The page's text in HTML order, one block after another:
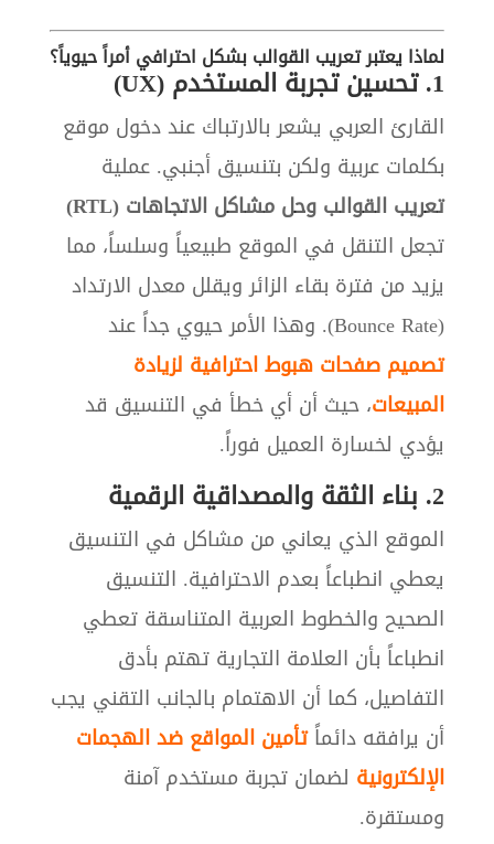
لماذا يعتبر تعريب القوالب بشكل احترافي أمراً حيوياً؟
1. تحسين تجربة المستخدم (UX)
القارئ العربي يشعر بالارتباك عند دخول موقع
بكلمات عربية ولكن بتنسيق أجنبي. عملية
تعريب القوالب وحل مشاكل الاتجاهات (RTL)
تجعل التنقل في الموقع طبيعياً وسلساً، مما
يزيد من فترة بقاء الزائر ويقلل معدل الارتداد
(Bounce Rate). وهذا الأمر حيوي جداً عند
تصميم صفحات هبوط احترافية لزيادة
المبيعات، حيث أن أي خطأ في التنسيق قد
يؤدي لخسارة العميل فوراً.
2. بناء الثقة والمصداقية الرقمية
الموقع الذي يعاني من مشاكل في التنسيق
يعطي انطباعاً بعدم الاحترافية. التنسيق
الصحيح والخطوط العربية المتناسقة تعطي
انطباعاً بأن العلامة التجارية تهتم بأدق
التفاصيل، كما أن الاهتمام بالجانب التقني يجب
أن يرافقه دائماًتأمين المواقع ضد الهجمات
الإلكترونية لضمان تجربة مستخدم آمنة
ومستقرة.